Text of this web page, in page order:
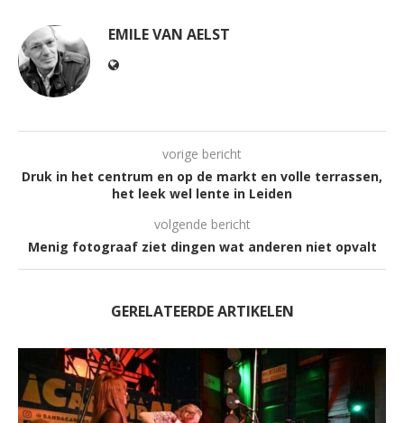
EMILE VAN AELST
vorige bericht
Druk in het centrum en op de markt en volle terrassen,
het leek wel lente in Leiden
volgende bericht
Menig fotograaf ziet dingen wat anderen niet opvalt
GERELATEERDE ARTIKELEN